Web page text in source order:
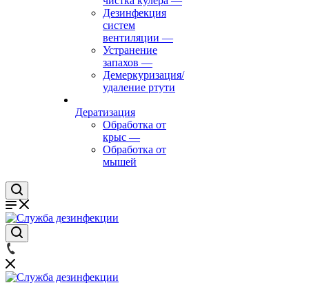
Дезинфекция
систем
вентиляции —
Устранение
запахов —
Демеркуризация/
удаление ртути
Дератизация
Обработка от
крыс —
Обработка от
мышей